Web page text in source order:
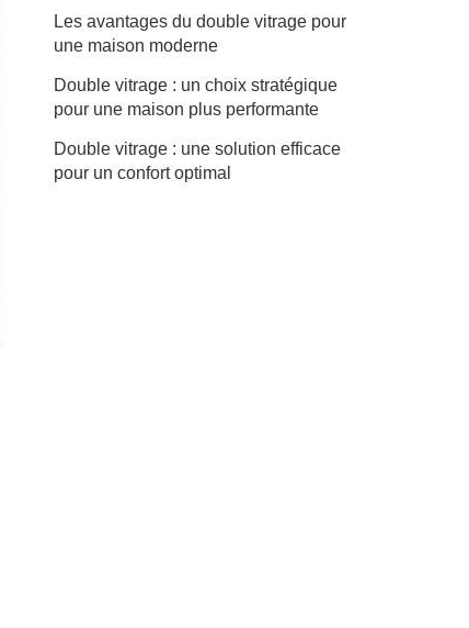
Les avantages du double vitrage pour
une maison moderne
Double vitrage : un choix stratégique
pour une maison plus performante
Double vitrage : une solution efficace
pour un confort optimal